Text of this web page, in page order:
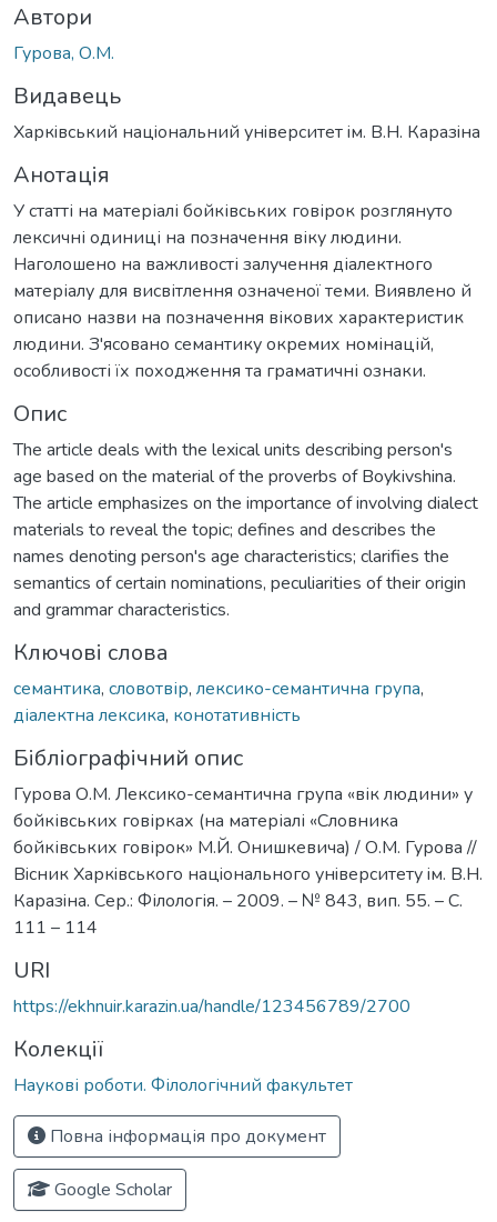
Автори
Гурова, О.М.
Видавець
Харкiвський нацiональний унiверситет iм. В.Н. Каразiна
Анотація
У статті на матеріалі бойківських говірок розглянуто
лексичні одиниці на позначення віку людини.
Наголошено на важливості залучення діалектного
матеріалу для висвітлення означеної теми. Виявлено й
описано назви на позначення вікових характеристик
людини. З'ясовано семантику окремих номінацій,
особливості їх походження та граматичні ознаки.
Опис
The article deals with the lexical units describing person's
age based on the material of the proverbs of Boykivshina.
The article emphasizes on the importance of involving dialect
materials to reveal the topic; defines and describes the
names denoting person's age characteristics; clarifies the
semantics of certain nominations, peculiarities of their origin
and grammar characteristics.
Ключові слова
семантика, словотвір, лексико-семантична група,
діалектна лексика, конотативність
Бібліографічний опис
Гурова О.М. Лексико-семантична група «вік людини» у
бойківських говірках (на матеріалі «Словника
бойківських говірок» М.Й. Онишкевича) / О.М. Гурова //
Вiсник Харкiвського нацiонального унiверситету iм. В.Н.
Каразiна. Сер.: Філологія. – 2009. – № 843, вип. 55. – С.
111 – 114
URI
https://ekhnuir.karazin.ua/handle/123456789/2700
Колекції
Наукові роботи. Філологічний факультет
Повна інформація про документ
Google Scholar